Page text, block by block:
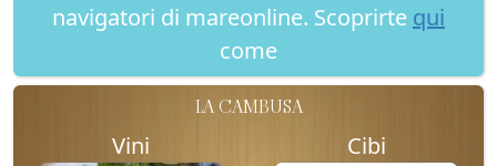
navigatori di mareonline. Scoprirte qui
come
LA CAMBUSA
Vini Cibi